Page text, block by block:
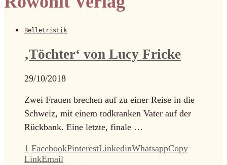
Belletristik
‚Töchter‘ von Lucy Fricke
29/10/2018
Zwei Frauen brechen auf zu einer Reise in die
Schweiz, mit einem todkranken Vater auf der
Rückbank. Eine letzte, finale …
1 FacebookPinterestLinkedinWhatsappCopy
LinkEmail